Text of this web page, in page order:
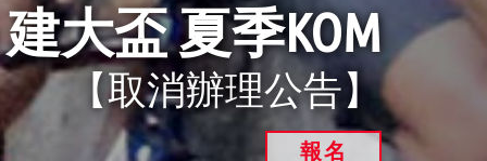
建大盃 夏季KOM
【取消辦理公告】
報名